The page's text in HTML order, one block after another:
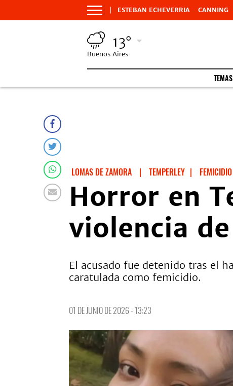
ESTEBAN ECHEVERRIA CANNING
13°
Buenos Aires
LOMAS DE ZAMORA | TEMPERLEY | FEMICIDIO
Horror en
violencia
El acusado fue detenido tras el
caratulada como femicidio.
01 DE JUNIO DE 2026 - 13:23